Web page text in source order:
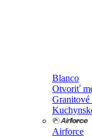
Blanco
Otvoriť
Granitové
Airforce